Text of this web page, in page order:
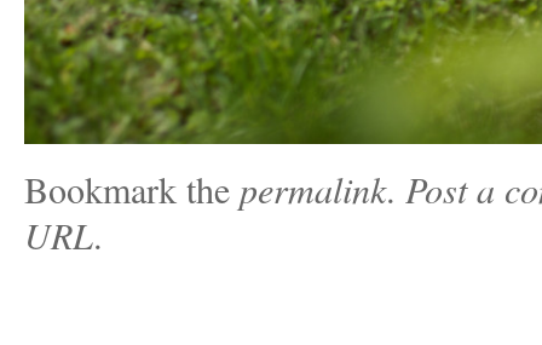
Bookmark the permalink. Post a
URL.